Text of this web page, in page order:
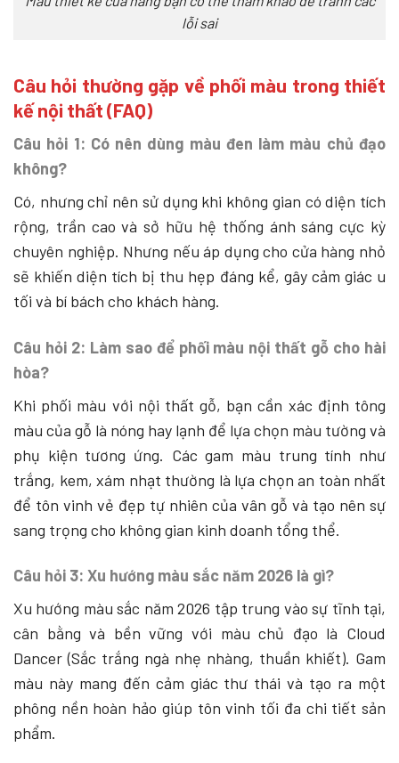
lỗi sai
Câu hỏi thường gặp về phối màu trong thiết
kế nội thất (FAQ)
Câu hỏi 1: Có nên dùng màu đen làm màu chủ đạo
không?
Có, nhưng chỉ nên sử dụng khi không gian có diện tích
rộng, trần cao và sở hữu hệ thống ánh sáng cực kỳ
chuyên nghiệp. Nhưng nếu áp dụng cho cửa hàng nhỏ
sẽ khiến diện tích bị thu hẹp đáng kể, gây cảm giác u
tối và bí bách cho khách hàng.
Câu hỏi 2: Làm sao để phối màu nội thất gỗ cho hài
hòa?
Khi phối màu với nội thất gỗ, bạn cần xác định tông
màu của gỗ là nóng hay lạnh để lựa chọn màu tường và
phụ kiện tương ứng. Các gam màu trung tính như
trắng, kem, xám nhạt thường là lựa chọn an toàn nhất
để tôn vinh vẻ đẹp tự nhiên của vân gỗ và tạo nên sự
sang trọng cho không gian kinh doanh tổng thể.
Câu hỏi 3: Xu hướng màu sắc năm 2026 là gì?
Xu hướng màu sắc năm 2026 tập trung vào sự tĩnh tại,
cân bằng và bền vững với màu chủ đạo là Cloud
Dancer (Sắc trắng ngà nhẹ nhàng, thuần khiết). Gam
màu này mang đến cảm giác thư thái và tạo ra một
phông nền hoàn hảo giúp tôn vinh tối đa chi tiết sản
phẩm.